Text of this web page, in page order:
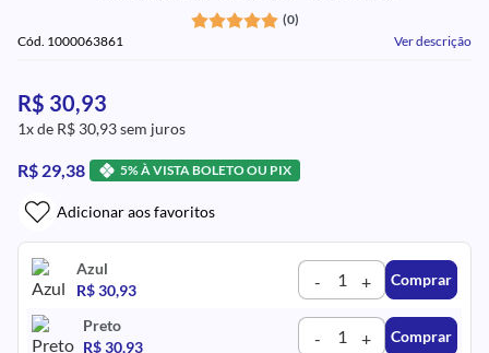
(0)
Cód. 1000063861
Ver descrição
R$ 30,93
1x de R$ 30,93 sem juros
R$ 29,38 5% À VISTA BOLETO OU PIX
Adicionar aos favoritos
Azul
R$ 30,93
- + Comprar
Preto
R$ 30,93
- + Comprar